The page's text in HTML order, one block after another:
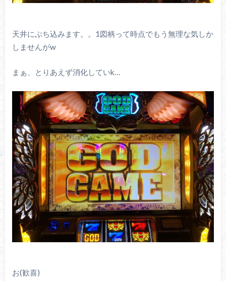
天井にぶち込みます。。1図柄って時点でもう無理な気しか
しませんがw
まぁ、とりあえず消化していk…
お(歓喜)